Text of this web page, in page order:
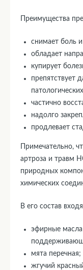
Преимущества
снимает боль
обладает
купирует
препятствует
частично
надолго
продлевает
Примечательно,
артроза и травм
природных
химических
В его состав
эфирные масла
мята перечная;
жгучий